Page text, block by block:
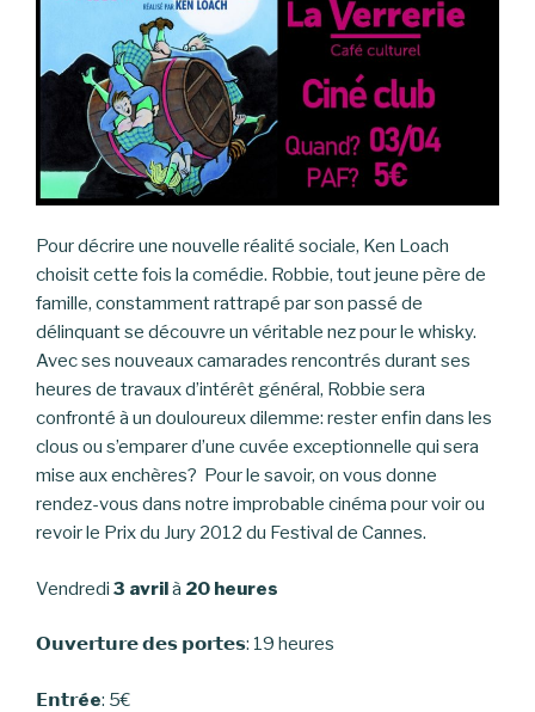
Pour décrire une nouvelle réalité sociale, Ken Loach
choisit cette fois la comédie. Robbie, tout jeune père de
famille, constamment rattrapé par son passé de
délinquant se découvre un véritable nez pour le whisky.
Avec ses nouveaux camarades rencontrés durant ses
heures de travaux d’intérêt général, Robbie sera
confronté à un douloureux dilemme: rester enfin dans les
clous ou s’emparer d’une cuvée exceptionnelle qui sera
mise aux enchères? Pour le savoir, on vous donne
rendez-vous dans notre improbable cinéma pour voir ou
revoir le Prix du Jury 2012 du Festival de Cannes.
Vendredi 3 avrilà 20 heures
𝗢𝘂𝘃𝗲𝗿𝘁𝘂𝗿𝗲 𝗱𝗲𝘀 𝗽𝗼𝗿𝘁𝗲𝘀: 19 heures
𝗘𝗻𝘁𝗿ée: 5€